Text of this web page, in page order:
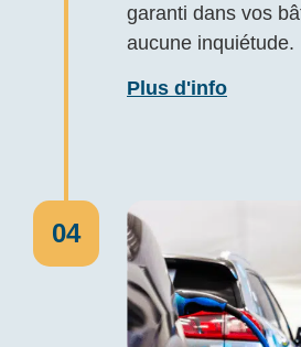
garanti dans vos
aucune inquiétude.
Plus d'info
04